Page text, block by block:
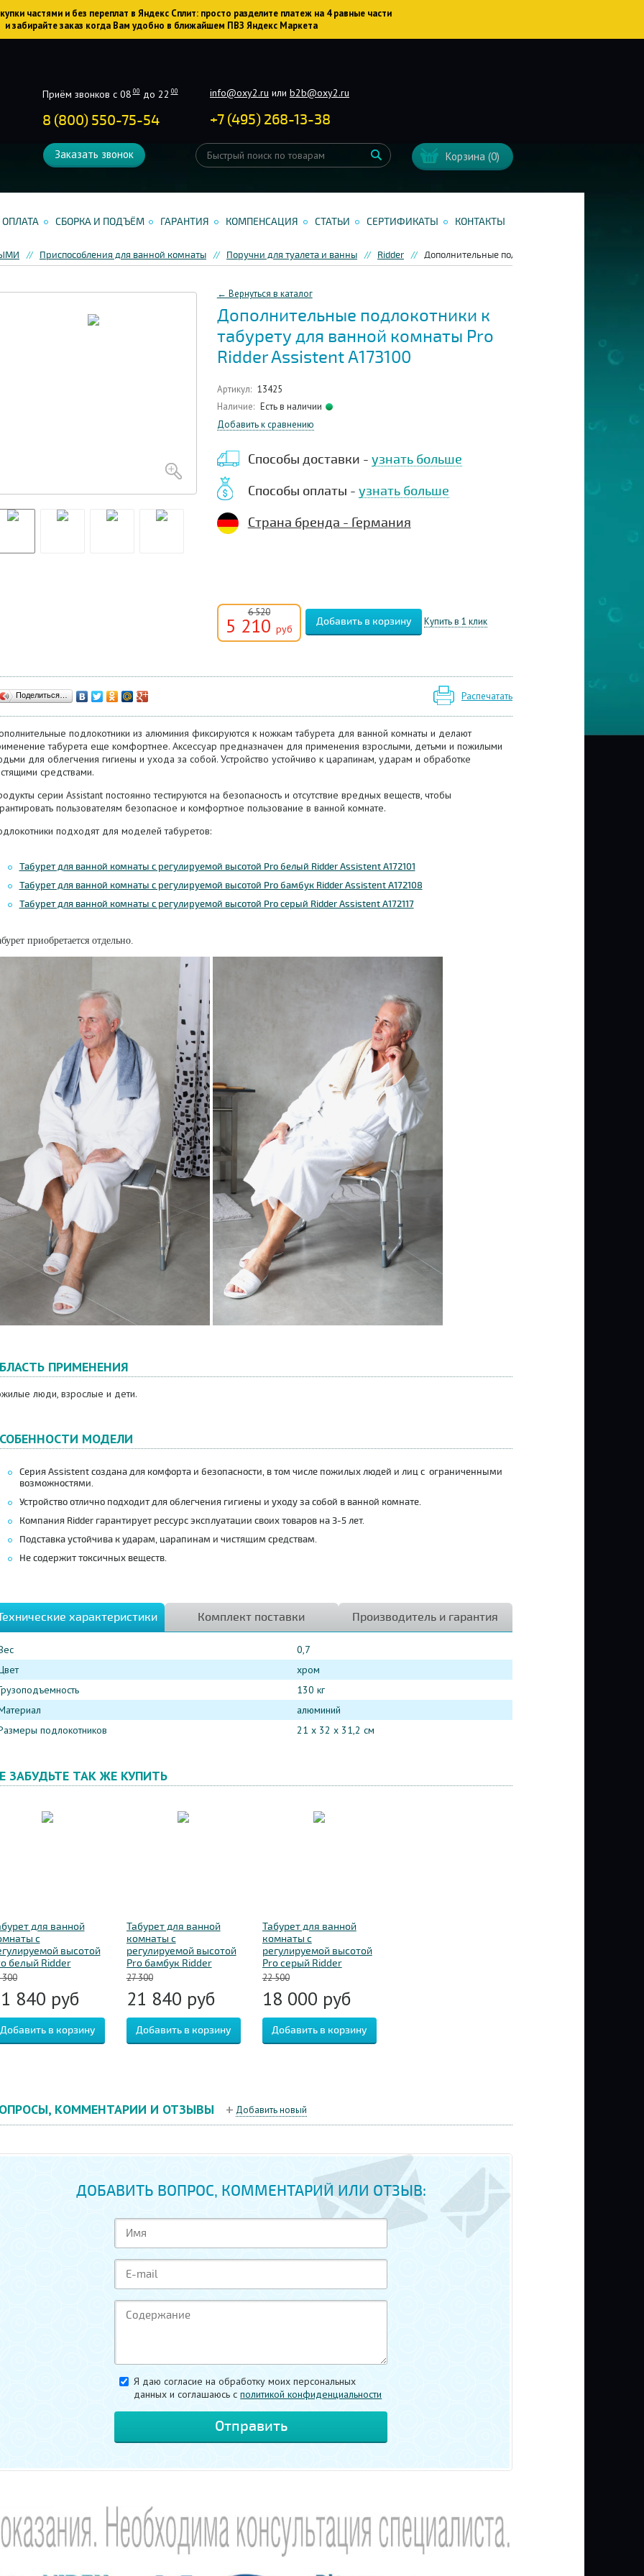
частями и без переплат в Яндекс Сплит: просто разделите платеж на 4 равные части
и забирайте заказ когда Вам удобно в ближайшем ПВЗ Яндекс Маркета
Приём звонков с 08 00до 22 00
8 (800) 550-75-54
info@oxy2.ru илиb2b@oxy2.ru
+7 (495) 268-13-38
Заказать звонок Корзина(0)
ОПЛАТА СБОРКА И ПОДЪЁМ ГАРАНТИЯ КОМПЕНСАЦИЯ СТАТЬИ СЕРТИФИКАТЫ КОНТАКТЫ
Приспособления для ванной комнаты Поручни для туалета и ванны Ridder Дополнительные подлокотники к табурету для
← Вернуться в каталог
Дополнительные подлокотники к
табурету для ванной комнаты Pro
Ridder Assistent А173100
Артикул: 13425
Наличие: Есть в наличии
Добавить к сравнению
Способы доставки - узнать больше
Способы оплаты - узнать больше
Страна бренда - Германия
6 520
5 210 руб
Купить в 1 клик
Поделиться… Распечатать
подлокотники из алюминия фиксируются к ножкам табурета для ванной комнаты и делают
табурета еще комфортнее. Аксессуар предназначен для применения взрослыми, детьми и пожилыми
для облегчения гигиены и ухода за собой. Устройство устойчиво к царапинам, ударам и обработке
средствами.
серии Assistant постоянно тестируются на безопасность и отсутствие вредных веществ, чтобы
пользователям безопасное и комфортное пользование в ванной комнате.
подходят для моделей табуретов:
Табурет для ванной комнаты с регулируемой высотой Pro белый Ridder Assistent А172101
Табурет для ванной комнаты с регулируемой высотой Pro бамбук Ridder Assistent А172108
Табурет для ванной комнаты с регулируемой высотой Pro серый Ridder Assistent А172117
приобретается отдельно.
ПРИМЕНЕНИЯ
люди, взрослые и дети.
МОДЕЛИ
Серия Assistent создана для комфорта и безопасности, в том числе пожилых людей и лиц с ограниченными
возможностями.
Устройство отлично подходит для облегчения гигиены и уходу за собой в ванной комнате.
Компания Ridder гарантирует рессурс эксплуатации своих товаров на 3-5 лет.
Подставка устойчива к ударам, царапинам и чистящим средствам.
Не содержит токсичных веществ.
характеристики Комплект поставки Производитель и гарантия
0,7
хром
130 кг
алюминий
подлокотников
21 x 32 x 31,2 см
ЗАБУДЬТЕ ТАК ЖЕ КУПИТЬ
для ванной
с
высотой
белый Ridder
А172101
300
840 руб
Табурет для ванной
комнаты с
регулируемой высотой
Pro бамбук Ridder
Assistent А172108
27 300
21 840 руб
Табурет для ванной
комнаты с
регулируемой высотой
Pro серый Ridder
Assistent А172117
22 500
18 000 руб
КОММЕНТАРИИ И ОТЗЫВЫ Добавить новый
ДОБАВИТЬ ВОПРОС, КОММЕНТАРИЙ ИЛИ ОТЗЫВ:
Я даю согласие на обработку моих персональных
данных и соглашаюсь cполитикой конфиденциальности